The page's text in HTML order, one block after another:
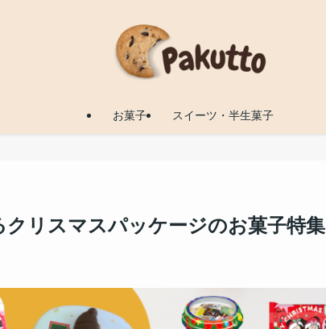
お菓子 スイーツ・半生菓子
クリスマスパッケージのお菓子特集